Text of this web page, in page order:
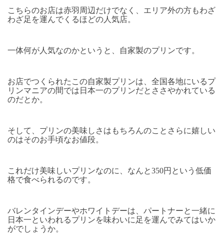
こちらのお店は赤羽周辺だけでなく、エリア外の方もわざ
わざ足を運んでくるほどの人気店。
一体何が人気なのかというと、自家製のプリンです。
お店でつくられたこの自家製プリンは、全国各地にいるプ
リンマニアの間では日本一のプリンだとささやかれている
のだとか。
そして、プリンの美味しさはもちろんのことさらに嬉しい
のはそのお手頃なお値段。
これだけ美味しいプリンなのに、なんと350円という低価
格で食べられるのです。
バレンタインデーやホワイトデーは、パートナーと一緒に
日本一といわれるプリンを味わいに足を運んでみてはいか
がでしょうか。